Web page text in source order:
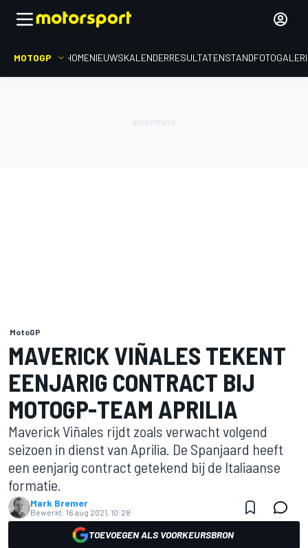
MOTOGP HOMENIEUWSKALENDERRESULTATENSTAND
MotoGP
MAVERICK VIÑALES TEKENT
EENJARIG CONTRACT BIJ
MOTOGP-TEAM APRILIA
Maverick Viñales rijdt zoals verwacht volgend
seizoen in dienst van Aprilia. De Spanjaard heeft
een eenjarig contract getekend bij de Italiaanse
formatie.
Mark Bremer
Bewerkt: 16 aug 2021, 10:28
TOEVOEGEN ALS VOORKEURSBRON